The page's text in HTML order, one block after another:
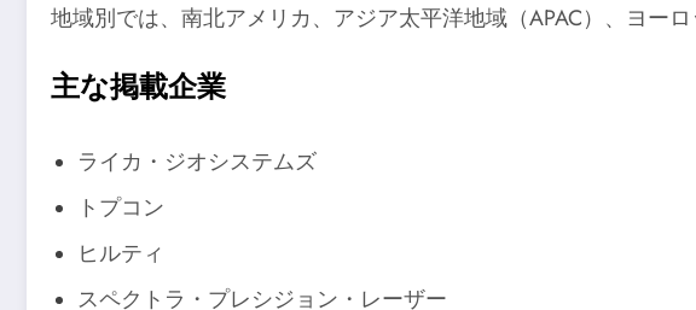
地域別では、南北アメリカ、アジア太平洋地域（APAC）、ヨー
主な掲載企業
ライカ・ジオシステムズ
トプコン
ヒルティ
スペクトラ・プレシジョン・レーザー